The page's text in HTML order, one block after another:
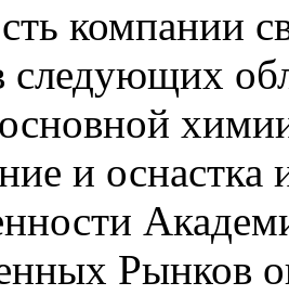
компании
следующих
и
Рынков